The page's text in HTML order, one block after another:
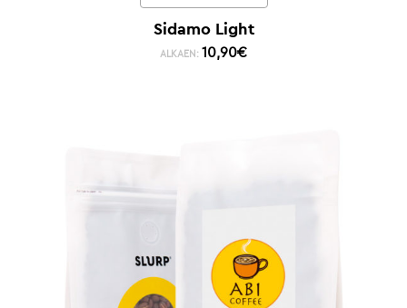
Sidamo Light
ALKAEN: 10,90€